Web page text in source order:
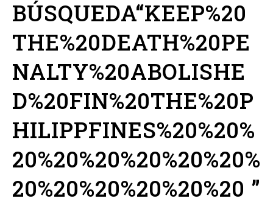
BÚSQUEDA“KEEP%20
THE%20DEATH%20PE
NALTY%20ABOLISHE
D%20FIN%20THE%20P
HILIPPFINES%20%20%
20%20%20%20%20%20%
20%20%20%20%20%20 ”